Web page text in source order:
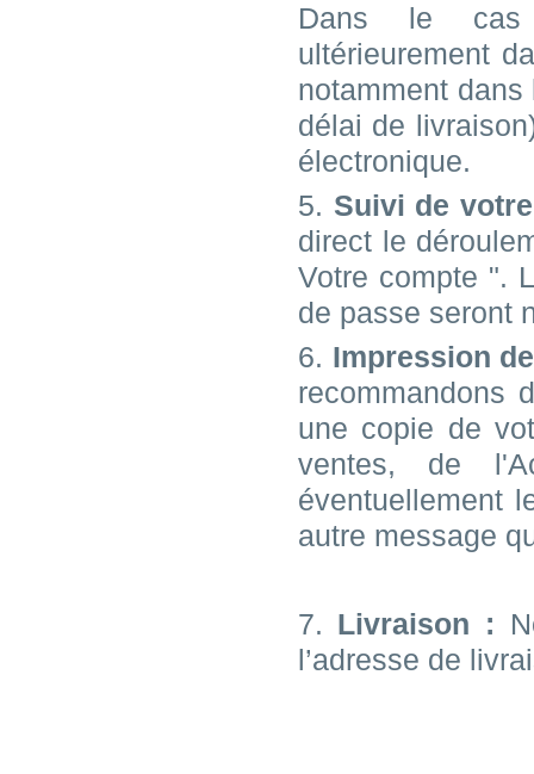
Dans le cas
ultérieurement
notamment
délai de
électronique.
5. Suivi de
direct le
Votre compte ".
de passe seront
6. Impression
recommandons
une copie de
ventes, de
éventuellement
autre message
7. Livraison :
l’adresse de